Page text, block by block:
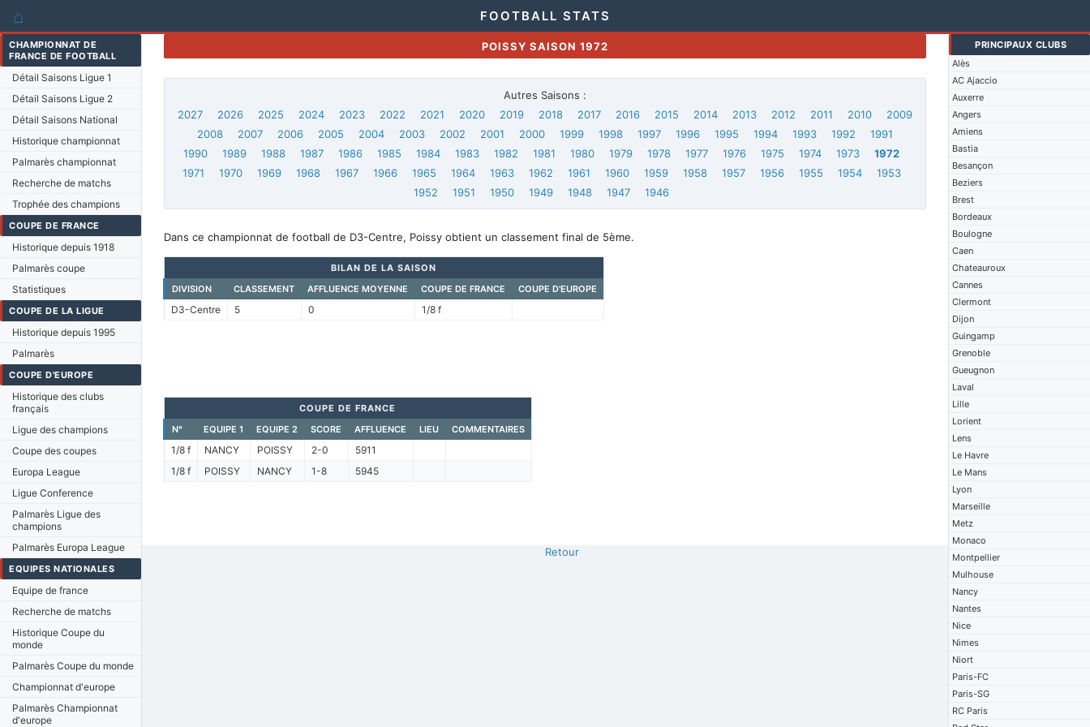
⌂ FOOTBALL STATS
CHAMPIONNAT DE
FRANCE DE FOOTBALL
Détail Saisons Ligue 1
Détail Saisons Ligue 2
Détail Saisons National
Historique championnat
Palmarès championnat
Recherche de matchs
Trophée des champions
COUPE DE FRANCE
Historique depuis 1918
Palmarès coupe
Statistiques
COUPE DE LA LIGUE
Historique depuis 1995
Palmarès
COUPE D'EUROPE
Historique des clubs
français
Ligue des champions
Coupe des coupes
Europa League
Ligue Conference
Palmarès Ligue des
champions
Palmarès Europa League
EQUIPES NATIONALES
Equipe de france
Recherche de matchs
Historique Coupe du
monde
Palmarès Coupe du monde
Championnat d'europe
Palmarès Championnat
d'europe
PRINCIPAUX CLUBS
Alès
AC Ajaccio
Auxerre
Angers
Amiens
Bastia
Besançon
Beziers
Brest
Bordeaux
Boulogne
Caen
Chateauroux
Cannes
Clermont
Dijon
Guingamp
Grenoble
Gueugnon
Laval
Lille
Lorient
Lens
Le Havre
Le Mans
Lyon
Marseille
Metz
Monaco
Montpellier
Mulhouse
Nancy
Nantes
Nice
Nimes
Niort
Paris-FC
Paris-SG
RC Paris
POISSY SAISON 1972
Autres Saisons :
2027
2026 2025 2024 2023 2022 2021 2020 2019 2018 2017 2016 2015 2014 2013 2012 2011 2010
2009
2008
2007 2006 2005 2004 2003 2002 2001 2000 1999 1998 1997 1996 1995 1994 1993 1992
1991
1990
1989 1988 1987 1986 1985 1984 1983 1982 1981 1980 1979 1978 1977 1976 1975 1974 1973
1972
1971
1970 1969 1968 1967 1966 1965 1964 1963 1962 1961 1960 1959 1958 1957 1956 1955 1954
1953
1952
1951 1950 1949 1948 1947 1946
Dans ce championnat de football de D3-Centre, Poissy obtient un classement final de 5ème.
BILAN DE LA SAISON
DIVISION
CLASSEMENT AFFLUENCE MOYENNE COUPE DE FRANCE COUPE D'EUROPE
D3-Centre 5 0 1/8 f
COUPE DE FRANCE
N°
EQUIPE 1 EQUIPE 2 SCORE AFFLUENCE LIEU COMMENTAIRES
1/8 f NANCY POISSY 2-0
5911
1/8 f
POISSY NANCY 1-8 5945
Retour